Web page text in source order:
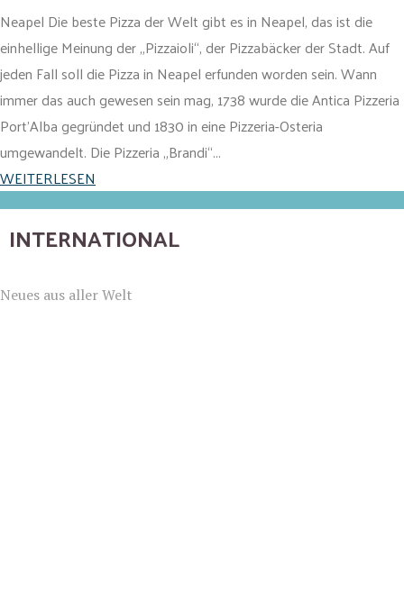
Neapel Die beste Pizza der Welt gibt es in Neapel, das ist die
einhellige Meinung der „Pizzaioli“, der Pizzabäcker der Stadt. Auf
jeden Fall soll die Pizza in Neapel erfunden worden sein. Wann
immer das auch gewesen sein mag, 1738 wurde die Antica Pizzeria
Port’Alba gegründet und 1830 in eine Pizzeria-Osteria
umgewandelt. Die Pizzeria „Brandi“...
WEITERLESEN
INTERNATIONAL
Neues aus aller Welt